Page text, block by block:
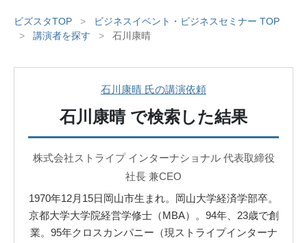
ビズスタTOP >
ビジネスイベント・ビジネスセミナー TOP
>
講演者を探す > 石川康晴
石川康晴 氏の講演依頼
石川康晴で検索した結果
株式会社ストライプ インターナショナル 代表取締役
社長 兼CEO
1970年12月15日岡山市生まれ。岡山大学経済学部卒。
京都大学大学院経営学修士（MBA）。94年、23歳で創
業。95年クロスカンパニー（現ストライプインターナ